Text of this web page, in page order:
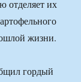
отделяет их
жизни.
гордый